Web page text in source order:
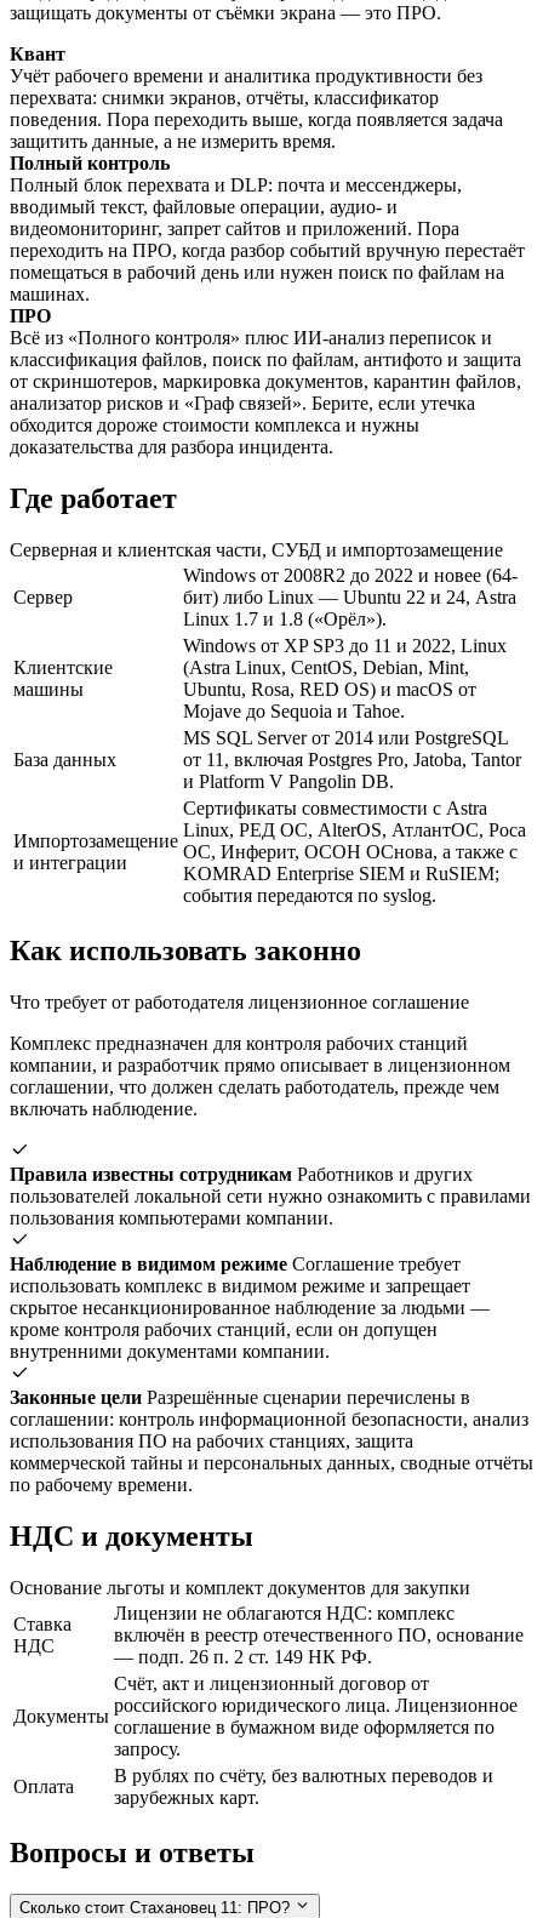
защищать документы от съёмки экрана — это ПРО.
Квант
Учёт рабочего времени и аналитика продуктивности без
перехвата: снимки экранов, отчёты, классификатор
поведения. Пора переходить выше, когда появляется задача
защитить данные, а не измерить время.
Полный контроль
Полный блок перехвата и DLP: почта и мессенджеры,
вводимый текст, файловые операции, аудио- и
видеомониторинг, запрет сайтов и приложений. Пора
переходить на ПРО, когда разбор событий вручную перестаёт
помещаться в рабочий день или нужен поиск по файлам на
машинах.
ПРО
Всё из «Полного контроля» плюс ИИ-анализ переписок и
классификация файлов, поиск по файлам, антифото и защита
от скриншотеров, маркировка документов, карантин файлов,
анализатор рисков и «Граф связей». Берите, если утечка
обходится дороже стоимости комплекса и нужны
доказательства для разбора инцидента.
Где работает
Серверная и клиентская части, СУБД и импортозамещение
Сервер
Windows от 2008R2 до 2022 и новее (64-
бит) либо Linux — Ubuntu 22 и 24, Astra
Linux 1.7 и 1.8 («Орёл»).
Клиентские
машины
Windows от XP SP3 до 11 и 2022, Linux
(Astra Linux, CentOS, Debian, Mint,
Ubuntu, Rosa, RED OS) и macOS от
Mojave до Sequoia и Tahoe.
База данных
MS SQL Server от 2014 или PostgreSQL
от 11, включая Postgres Pro, Jatoba, Tantor
и Platform V Pangolin DB.
Импортозамещение
и интеграции
Сертификаты совместимости с Astra
Linux, РЕД ОС, AlterOS, АтлантОС, Роса
ОС, Инферит, ОСОН ОСнова, а также с
KOMRAD Enterprise SIEM и RuSIEM;
события передаются по syslog.
Как использовать законно
Что требует от работодателя лицензионное соглашение
Комплекс предназначен для контроля рабочих станций
компании, и разработчик прямо описывает в лицензионном
соглашении, что должен сделать работодатель, прежде чем
включать наблюдение.
Правила известны сотрудникам Работников и других
пользователей локальной сети нужно ознакомить с правилами
пользования компьютерами компании.
Наблюдение в видимом режиме Соглашение требует
использовать комплекс в видимом режиме и запрещает
скрытое несанкционированное наблюдение за людьми —
кроме контроля рабочих станций, если он допущен
внутренними документами компании.
Законные цели Разрешённые сценарии перечислены в
соглашении: контроль информационной безопасности, анализ
использования ПО на рабочих станциях, защита
коммерческой тайны и персональных данных, сводные отчёты
по рабочему времени.
НДС и документы
Основание льготы и комплект документов для закупки
Ставка
НДС
Лицензии не облагаются НДС: комплекс
включён в реестр отечественного ПО, основание
— подп. 26 п. 2 ст. 149 НК РФ.
Документы
Счёт, акт и лицензионный договор от
российского юридического лица. Лицензионное
соглашение в бумажном виде оформляется по
запросу.
Оплата
В рублях по счёту, без валютных переводов и
зарубежных карт.
Вопросы и ответы
Сколько стоит Стахановец 11: ПРО?